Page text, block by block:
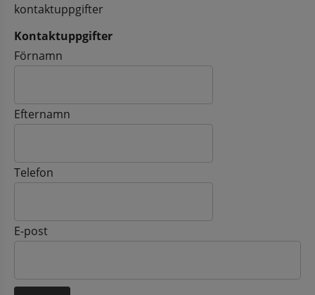
kontaktuppgifter
Kontaktuppgifter
Kontaktuppgifter
Förnamn
Efternamn
Telefon
E-post